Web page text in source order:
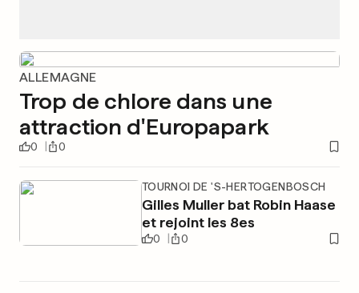
ALLEMAGNE
Trop de chlore dans une
attraction d'Europapark
0 0
TOURNOI DE 'S-HERTOGENBOSCH
Gilles Muller bat Robin Haase
et rejoint les 8es
0 0